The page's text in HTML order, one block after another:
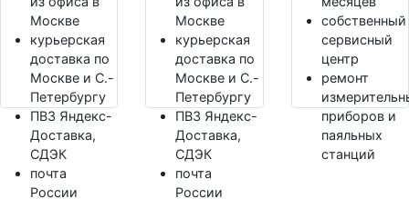
Москве
курьерская
доставка по
Москве и С.-
Петербургу
ПВЗ Яндекс-
Доставка,
СДЭК
почта
России
Москве
курьерская
доставка по
Москве и С.-
Петербургу
ПВЗ Яндекс-
Доставка,
СДЭК
почта
России
собственный
сервисный
центр
ремонт
приборов и
паяльных
станций